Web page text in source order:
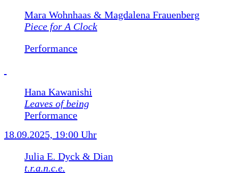
Mara Wohnhaas & Magdalena Frauenberg
Piece for A Clock
Performance
Hana Kawanishi
Leaves of being
Performance
18.09.2025, 19:00 Uhr
Julia E. Dyck & Dian
t.r.a.n.c.e.